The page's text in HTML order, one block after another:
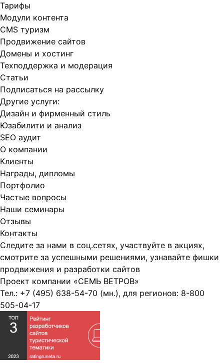
Тарифы
Модули контента
CMS туризм
Продвижение сайтов
Домены и хостинг
Техподдержка и модерация
Статьи
Подписаться на рассылку
Другие услуги:
Дизайн и фирменный стиль
Юзабилити и анализ
SEO аудит
О компании
Клиенты
Награды, дипломы
Портфолио
Частые вопросы
Наши семинары
Отзывы
Контакты
Следите за нами в соц.сетях, участвуйте в акциях,
смотрите за успешными решениями, узнавайте фишки
продвижения и разработки сайтов
Проект компании «СЕМЬ ВЕТРОВ»
Тел.: +7 (495) 638-54-70 (мн.), для регионов: 8-800
505-04-17